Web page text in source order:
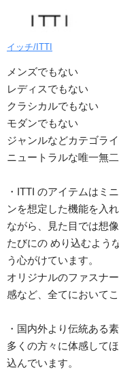
イッチ/ITTI
メンズでもない
レディスでもない
クラシカルでもない
モダンでもない
ジャンルなどカテゴラ
ニュートラルな唯一無
・ITTI のアイテムはミ
ンを想定した機能を入
ながら、見た目では想
たびにの めり込むよう
う心がけています。
オリジナルのファスナ
感など、全てにおいて
・国内外より伝統ある
多くの方々に体感して
込んでいます。